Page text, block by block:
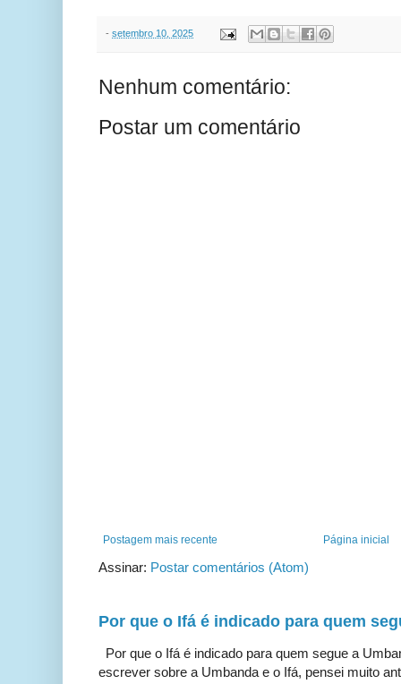
- setembro 10, 2025
Nenhum comentário:
Postar um comentário
Postagem mais recente Página inicial
Assinar: Postar comentários (Atom)
Por que o Ifá é indicado para quem
Por que o Ifá é indicado para quem segue a
escrever sobre a Umbanda e o Ifá, pensei muito